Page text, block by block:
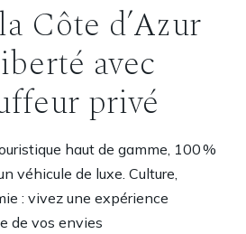
Côte d’Azur
avec
privé
haut de gamme, 100 %
véhicule de luxe. Culture,
: vivez une expérience
de vos envies